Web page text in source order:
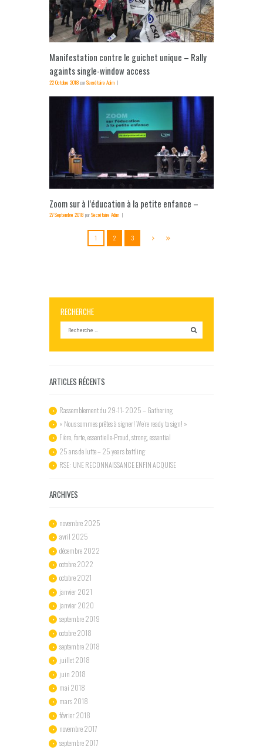
Manifestation contre le guichet unique – Rally
againts single-window access
22 Octobre 2018 parSecrétaire Adim
Zoom sur à l’éducation à la petite enfance –
27 Septembre 2018 parSecrétaire Adim
1 2 3
RECHERCHE
ARTICLES RÉCENTS
Rassemblement du 29-11- 2025 – Gathering
« Nous sommes prêtes à signer! We’re ready to sign! »
Fière, forte, essentielle-Proud, strong, essential
25 ans de lutte – 25 years battling
RSE : UNE RECONNAISSANCE ENFIN ACQUISE
ARCHIVES
novembre2025
avril 2025
décembre2022
octobre2022
octobre2021
janvier2021
janvier2020
septembre2019
octobre2018
septembre2018
juillet2018
juin 2018
mai 2018
mars2018
février2018
novembre2017
septembre2017